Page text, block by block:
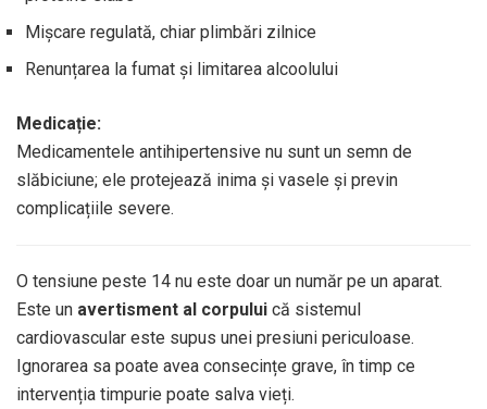
Mișcare regulată, chiar plimbări zilnice
Renunțarea la fumat și limitarea alcoolului
Medicație:
Medicamentele antihipertensive nu sunt un semn de
slăbiciune; ele protejează inima și vasele și previn
complicațiile severe.
O tensiune peste 14 nu este doar un număr pe un aparat.
Este un avertisment al corpului că sistemul
cardiovascular este supus unei presiuni periculoase.
Ignorarea sa poate avea consecințe grave, în timp ce
intervenția timpurie poate salva vieți.